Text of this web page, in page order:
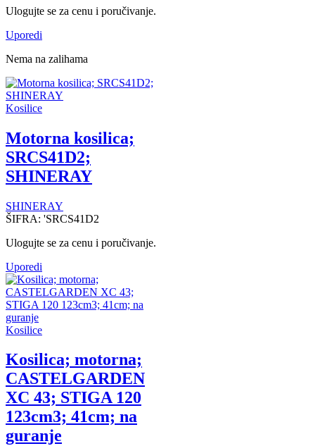
Ulogujte se za cenu i poručivanje.
Uporedi
Nema na zalihama
Kosilice
Motorna kosilica;
SRCS41D2;
SHINERAY
SHINERAY
ŠIFRA: 'SRCS41D2
Ulogujte se za cenu i poručivanje.
Uporedi
Kosilice
Kosilica; motorna;
CASTELGARDEN
XC 43; STIGA 120
123cm3; 41cm; na
guranje